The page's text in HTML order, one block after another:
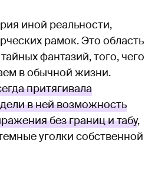
иной реальности,
рамок. Это область
фантазий, того, чего
в обычной жизни.
притягивала
в ней возможность
без границ и табу,
уголки собственной